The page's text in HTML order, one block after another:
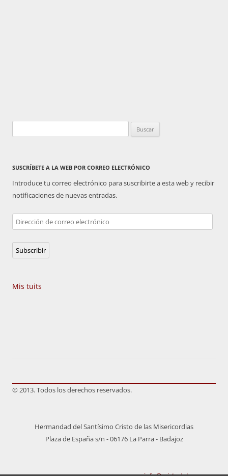
SUSCRÍBETE A LA WEB POR CORREO ELECTRÓNICO
Introduce tu correo electrónico para suscribirte a esta web y recibir
notificaciones de nuevas entradas.
Dirección
de
correo
electrónico
Subscribir
Mis tuits
© 2013. Todos los derechos reservados.
Hermandad del Santísimo Cristo de las Misericordias
Plaza de España s/n - 06176 La Parra - Badajoz